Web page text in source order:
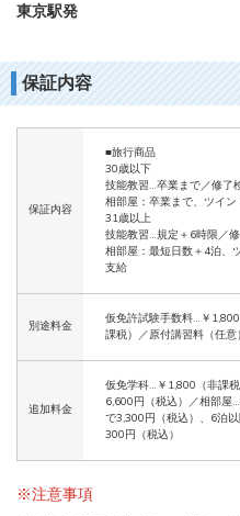
東京駅発
保証内容
保証内容
■旅行商品
30歳以下
技能教習…卒業まで／修了
相部屋：卒業まで、ツイ
31歳以上
技能教習…規定＋6時限／
相部屋：最短日数＋4泊、
支給
別途料金
仮免許試験手数料…￥
課税）／原付講習料（任意
追加料金
仮免学科…￥1,800（非課
6,600円（税込）／相部屋
で3,300円（税込）、6泊
300円（税込）
※注意事項